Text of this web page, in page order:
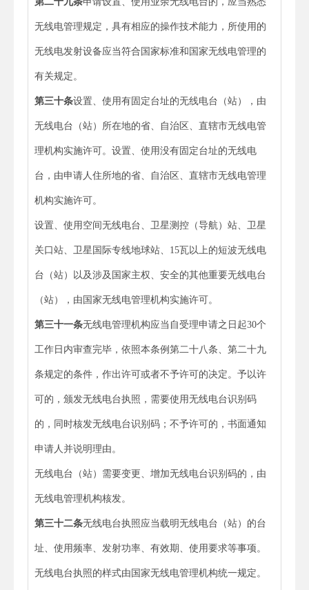
无线电管理规定，具有相应的操作技术能力，所使用的
无线电发射设备应当符合国家标准和国家无线电管理的
有关规定。
第三十条设置、使用有固定台址的无线电台（站），由
无线电台（站）所在地的省、自治区、直辖市无线电管
理机构实施许可。设置、使用没有固定台址的无线电
台，由申请人住所地的省、自治区、直辖市无线电管理
机构实施许可。
设置、使用空间无线电台、卫星测控（导航）站、卫星
关口站、卫星国际专线地球站、15瓦以上的短波无线电
台（站）以及涉及国家主权、安全的其他重要无线电台
（站），由国家无线电管理机构实施许可。
第三十一条无线电管理机构应当自受理申请之日起30个
工作日内审查完毕，依照本条例第二十八条、第二十九
条规定的条件，作出许可或者不予许可的决定。予以许
可的，颁发无线电台执照，需要使用无线电台识别码
的，同时核发无线电台识别码；不予许可的，书面通知
申请人并说明理由。
无线电台（站）需要变更、增加无线电台识别码的，由
无线电管理机构核发。
第三十二条无线电台执照应当载明无线电台（站）的台
址、使用频率、发射功率、有效期、使用要求等事项。
无线电台执照的样式由国家无线电管理机构统一规定。